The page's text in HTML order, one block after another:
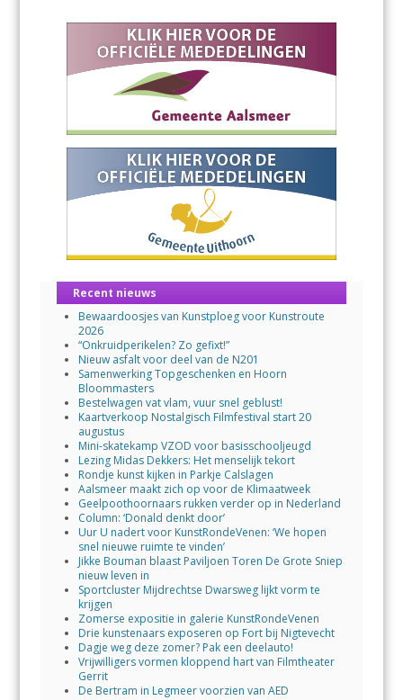
Recent nieuws
Bewaardoosjes van Kunstploeg voor Kunstroute
2026
“Onkruidperikelen? Zo gefixt!”
Nieuw asfalt voor deel van de N201
Samenwerking Topgeschenken en Hoorn
Bloommasters
Bestelwagen vat vlam, vuur snel geblust!
Kaartverkoop Nostalgisch Filmfestival start 20
augustus
Mini-skatekamp VZOD voor basisschooljeugd
Lezing Midas Dekkers: Het menselijk tekort
Rondje kunst kijken in Parkje Calslagen
Aalsmeer maakt zich op voor de Klimaatweek
Geelpoothoornaars rukken verder op in Nederland
Column: ‘Donald denkt door’
Uur U nadert voor KunstRondeVenen: ‘We hopen
snel nieuwe ruimte te vinden’
Jikke Bouman blaast Paviljoen Toren De Grote Sniep
nieuw leven in
Sportcluster Mijdrechtse Dwarsweg lijkt vorm te
krijgen
Zomerse expositie in galerie KunstRondeVenen
Drie kunstenaars exposeren op Fort bij Nigtevecht
Dagje weg deze zomer? Pak een deelauto!
Vrijwilligers vormen kloppend hart van Filmtheater
Gerrit
De Bertram in Legmeer voorzien van AED